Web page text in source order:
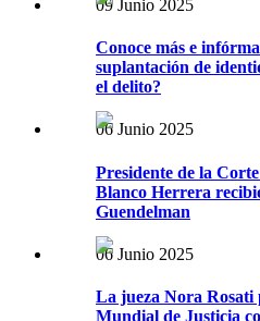
09 Junio 2025
Conoce más e
suplantación de
el delito?
06 Junio 2025
Presidente de la
Blanco Herrera
Guendelman
06 Junio 2025
La jueza Nora Rosati
Mundial de Justicia